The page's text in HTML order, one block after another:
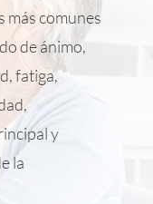
más comunes
de ánimo,
fatiga,
y
la